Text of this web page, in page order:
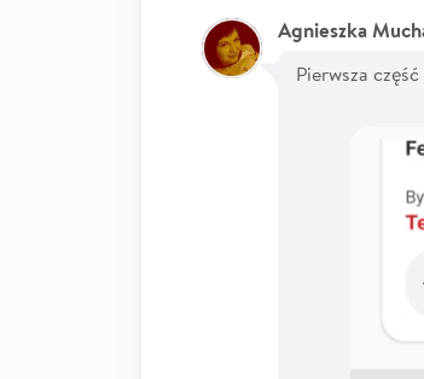
Agnieszka
Pierwsza